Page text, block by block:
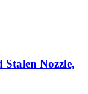
Nozzle,